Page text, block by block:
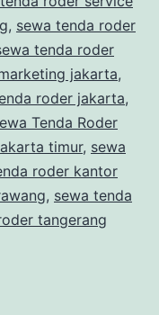
KANTOR
MARKETING
BESAR
DAN
LUAS
AREA
JAKARTA
, sewa tenda roder
tenda roder
jakarta,
roder jakarta,
Tenda Roder
timur, sewa
roder kantor
, sewa tenda
tangerang